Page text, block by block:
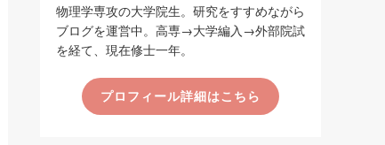
物理学専攻の大学院生。研究をすすめながら
ブログを運営中。高専→大学編入→外部院試
を経て、現在修士一年。
プロフィール詳細はこちら